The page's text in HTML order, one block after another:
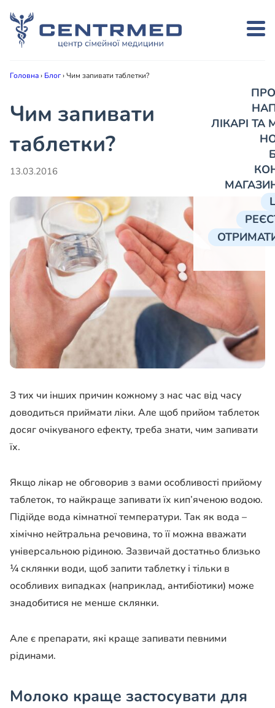
ЛІКАРІ
Головна› Блог›Чим запивати таблетки?
Чим запивати
таблетки?
13.03.2016
З тих чи інших причин кожному з нас час від часу
доводиться приймати ліки. Але щоб прийом таблеток
досяг очікуваного ефекту, треба знати, чим запивати
їх.
Якщо лікар не обговорив з вами особливості прийому
таблеток, то найкраще запивати їх кип’яченою водою.
Підійде вода кімнатної температури. Так як вода –
хімічно нейтральна речовина, то її можна вважати
універсальною рідиною. Зазвичай достатньо близько
¼ склянки води, щоб запити таблетку і тільки в
особливих випадках (наприклад, антибіотики) може
знадобитися не менше склянки.
Але є препарати, які краще запивати певними
рідинами.
Молоко краще застосувати для